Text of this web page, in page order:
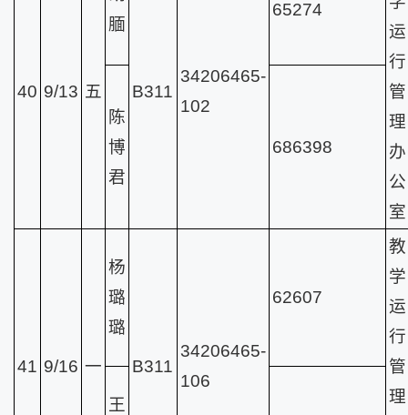
40 9/13 五
腼
B311
34206465-
102
65274
运
行
管
理
办
公
室
陈
博
君
686398
41 9/16 一
杨
璐
璐
B311
34206465-
106
62607
教
学
运
行
管
理
王